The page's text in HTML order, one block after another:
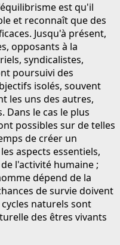
est qu'il
et reconnaît que des
Jusqu'à présent,
opposants à la
syndicalistes,
poursuivi des
isolés, souvent
les uns des autres,
Dans le cas le plus
possibles sur de telles
de créer un
aspects essentiels,
l'activité humaine ;
dépend de la
de survie doivent
naturels sont
des êtres vivants